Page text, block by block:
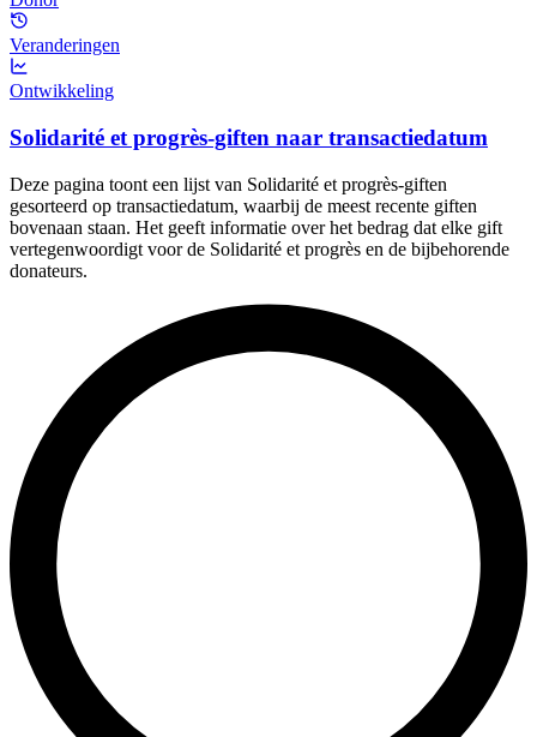
Veranderingen
Ontwikkeling
Solidarité et progrès-giften naar transactiedatum
Deze pagina toont een lijst van Solidarité et progrès-giften
gesorteerd op transactiedatum, waarbij de meest recente giften
bovenaan staan. Het geeft informatie over het bedrag dat elke gift
vertegenwoordigt voor de Solidarité et progrès en de bijbehorende
donateurs.